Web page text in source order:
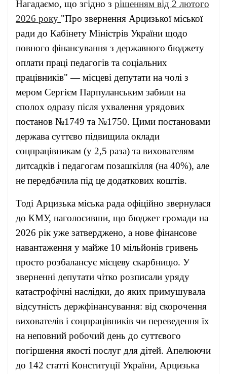
Нагадаємо, що згідно з рішенням від 2 лютого
2026 року "Про звернення Арцизької міської
ради до Кабінету Міністрів України щодо
повного фінансування з державного бюджету
оплати праці педагогів та соціальних
працівників" — місцеві депутати на чолі з
мером Сергієм Парпуланським забили на
сполох одразу після ухвалення урядових
постанов №1749 та №1750. Цими постановами
держава суттєво підвищила оклади
соцпрацівникам (у 2,5 раза) та вихователям
дитсадків і педагогам позашкілля (на 40%), але
не передбачила під це додаткових коштів.
Тоді Арцизька міська рада офіційно звернулася
до КМУ, наголосивши, що бюджет громади на
2026 рік уже затверджено, а нове фінансове
навантаження у майже 10 мільйонів гривень
просто розбалансує місцеву скарбницю. У
зверненні депутати чітко розписали уряду
катастрофічні наслідки, до яких примушувала
відсутність держфінансування: від скорочення
вихователів і соцпрацівників чи переведення їх
на неповний робочий день до суттєвого
погіршення якості послуг для дітей. Апелюючи
до 142 статті Конституції України, Арцизька